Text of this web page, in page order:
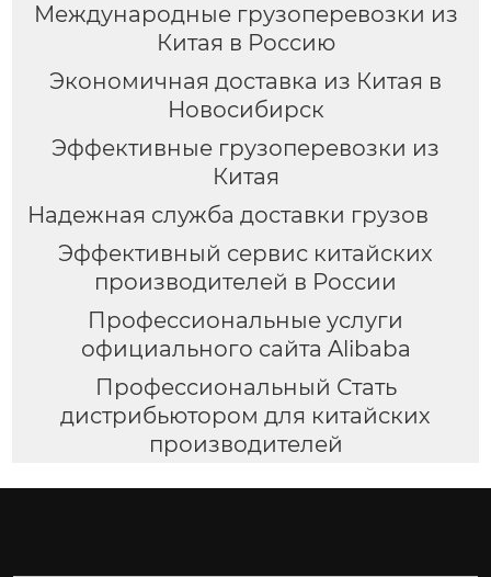
Международные грузоперевозки из
Китая в Россию
Экономичная доставка из Китая в
Новосибирск
Эффективные грузоперевозки из
Китая
Надежная служба доставки грузов
Эффективный сервис китайских
производителей в России
Профессиональные услуги
официального сайта Alibaba
Профессиональный Стать
дистрибьютором для китайских
производителей